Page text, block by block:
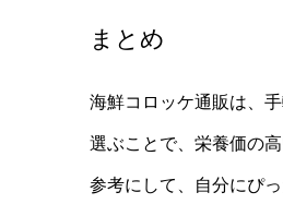
まとめ
海鮮コロッケ通販は、
選ぶことで、栄養価の
参考にして、自分にぴ